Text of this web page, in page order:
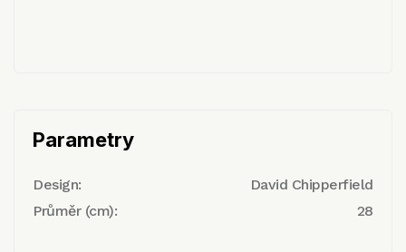
Parametry
Design:
David Chipperfield
Průměr (cm):
28